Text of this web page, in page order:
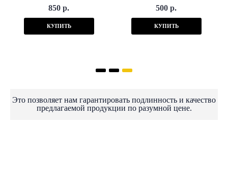
850 р.
КУПИТЬ
500 р.
КУПИТЬ
Это позволяет нам гарантировать подлинность и качество
предлагаемой продукции по разумной цене.